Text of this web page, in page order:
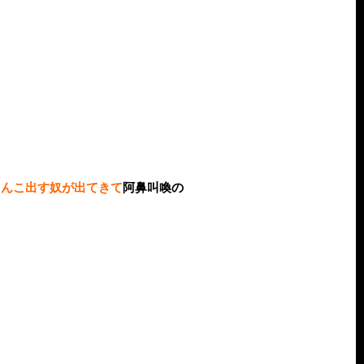
こ出す奴が出てきて阿鼻叫喚の